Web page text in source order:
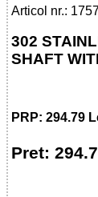
Articol nr.:
302
SHAFT
PRP: 294.79
Pret: